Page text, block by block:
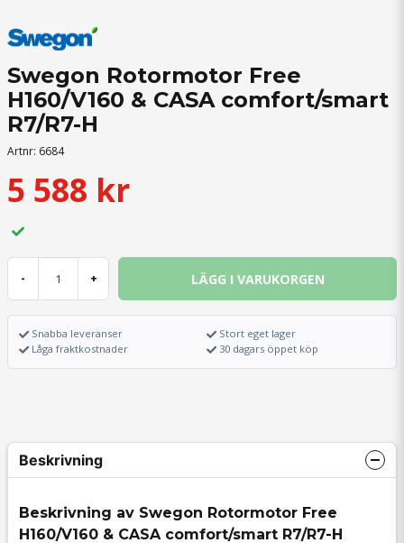
Swegon Rotormotor Free
H160/V160 & CASA comfort/smart
R7/R7-H
Artnr: 6684
5 588 kr
- + LÄGG I VARUKORGEN
Snabba leveranser
Låga fraktkostnader
Stort eget lager
30 dagars öppet köp
Beskrivning
Beskrivning av Swegon Rotormotor Free
H160/V160 & CASA comfort/smart R7/R7-H